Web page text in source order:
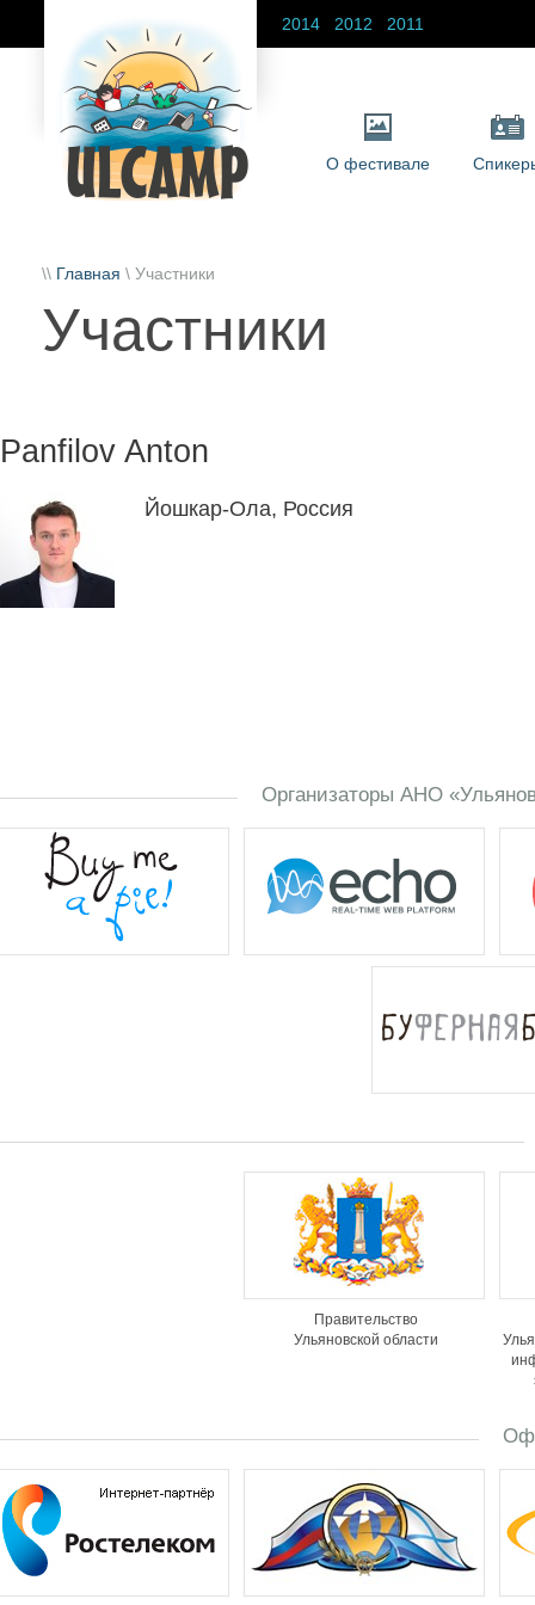
2014 2012 2011
О фестивале
\\ Главная \ Участники
Участники
Panfilov Anton
Йошкар-Ола, Россия
Организаторы АНО
Правительство
Ульяновской области